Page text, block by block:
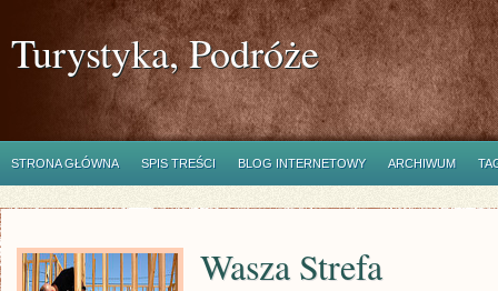
Turystyka, Podróże
STRONA GŁÓWNA SPIS TREŚCI BLOG INTERNETOWY ARCHIWUM
Wasza Strefa